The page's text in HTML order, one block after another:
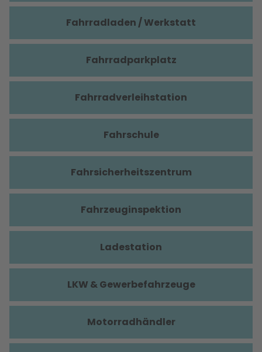
Fahrradladen / Werkstatt
Fahrradparkplatz
Fahrradverleihstation
Fahrschule
Fahrsicherheitszentrum
Fahrzeuginspektion
Ladestation
LKW & Gewerbefahrzeuge
Motorradhändler